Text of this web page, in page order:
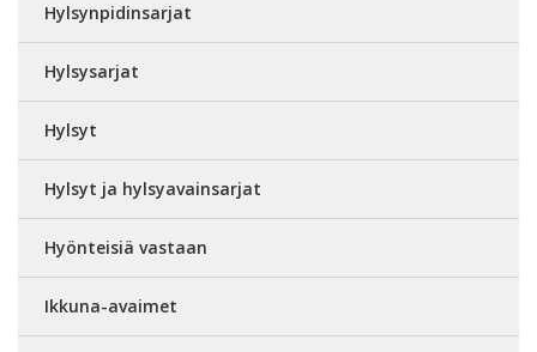
Hylsynpidinsarjat
Hylsysarjat
Hylsyt
Hylsyt ja hylsyavainsarjat
Hyönteisiä vastaan
Ikkuna-avaimet